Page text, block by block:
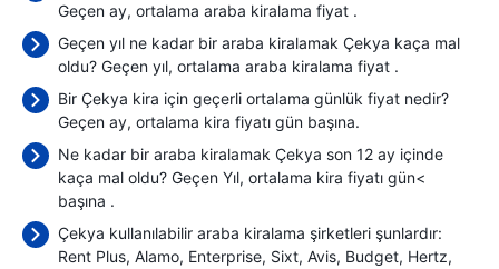
Geçen ay, ortalama araba kiralama fiyat .
Geçen yıl ne kadar bir araba kiralamak Çekya kaça mal
oldu? Geçen yıl, ortalama araba kiralama fiyat .
Bir Çekya kira için geçerli ortalama günlük fiyat nedir?
Geçen ay, ortalama kira fiyatı gün başına.
Ne kadar bir araba kiralamak Çekya son 12 ay içinde
kaça mal oldu? Geçen Yıl, ortalama kira fiyatı gün<
başına .
Çekya kullanılabilir araba kiralama şirketleri şunlardır:
Rent Plus Alamo Enterprise Sixt Avis Budget Hertz